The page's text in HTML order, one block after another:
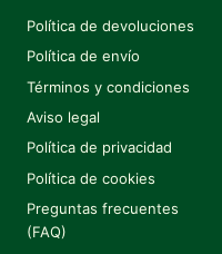
Política de devoluciones
Política de envío
Términos y condiciones
Aviso legal
Política de privacidad
Política de cookies
Preguntas frecuentes
(FAQ)